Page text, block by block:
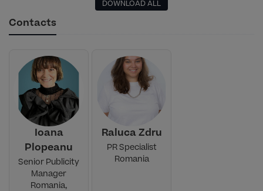
DOWNLOAD ALL
Contacts
Ioana
Plopeanu
Senior Publicity
Manager
Romania,
Raluca Zdru
PR Specialist
Romania